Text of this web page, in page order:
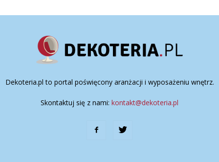
Dekoteria.pl to portal poświęcony aranżacji i wyposażeniu wnętrz.
Skontaktuj się z nami: kontakt@dekoteria.pl